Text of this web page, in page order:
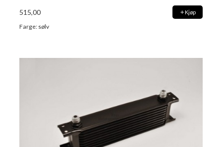
515,00 Kjøp
Farge: sølv